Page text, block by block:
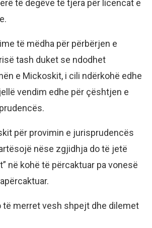
të degëve të tjera për licencat e
të mëdha për përbërjen e
tash duket se ndodhet
e Mickoskit, i cili ndërkohë edhe
vendim edhe për çështjen e
për provimin e jurisprudencës
nëse zgjidhja do të jetë
në kohë të përcaktuar pa vonesë
të merret vesh shpejt dhe dilemet